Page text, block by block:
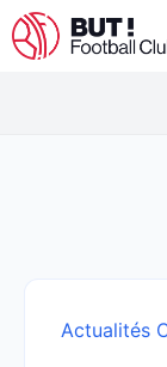
Aller
au
Actualités